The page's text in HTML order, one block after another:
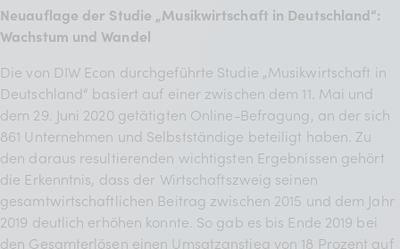
Neuauflage der Studie „Musikwirtschaft in Deutschland“:
Wachstum und Wandel
Die von DIW Econ durchgeführte Studie „Musikwirtschaft in
Deutschland“ basiert auf einer zwischen dem 11. Mai und
dem 29. Juni 2020 getätigten Online-Befragung, an der sich
861 Unternehmen und Selbstständige beteiligt haben. Zu
den daraus resultierenden wichtigsten Ergebnissen gehört
die Erkenntnis, dass der Wirtschaftszweig seinen
gesamtwirtschaftlichen Beitrag zwischen 2015 und dem Jahr
2019 deutlich erhöhen konnte. So gab es bis Ende 2019 bei
den Gesamterlösen einen Umsatzanstieg von 18 Prozent auf